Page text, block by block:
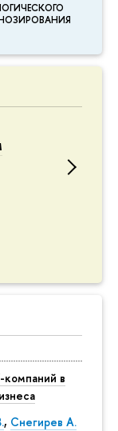
в
, Снегирев А.